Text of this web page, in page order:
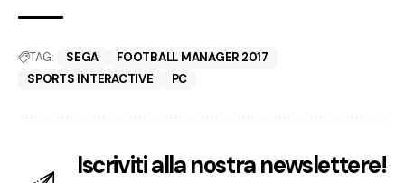
TAG: SEGA
FOOTBALL MANAGER 2017
SPORTS INTERACTIVE
PC
Iscriviti alla nostra newslettere!